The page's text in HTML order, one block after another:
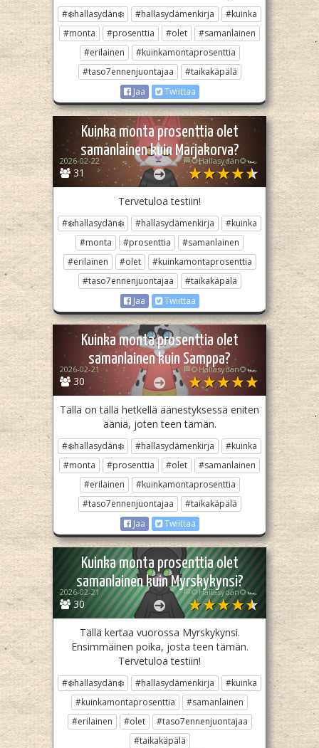
#❄️hallasydän❄️ #hallasydämenkirja
#kuinka
#monta
#prosenttia #olet
#samanlainen
#erilainen
#kuinkamontaprosenttia
#taso7ennenjuontajaa
#taikakäpälä
Jaa
Twiittaa
Kuinka monta prosenttia olet
samanlainen kuin Marjakorva?
31
2026-02-22 🏁🌻Hallasydän🌻🏎️
Tervetuloa testiin!
#❄️hallasydän❄️ #hallasydämenkirja
#kuinka
#monta
#prosenttia
#samanlainen
#erilainen
#olet
#kuinkamontaprosenttia
#taso7ennenjuontajaa
#taikakäpälä
Jaa
Twiittaa
Kuinka monta prosenttia olet
samanlainen kuin Samppa?
30
2026-02-21 🏁🌻Hallasydän🌻🏎️
Tällä on tällä hetkellä äänestyksessä eniten
ääniä, joten teen tämän.
#❄️hallasydän❄️ #hallasydämenkirja
#kuinka
#monta
#prosenttia #olet
#samanlainen
#erilainen
#kuinkamontaprosenttia
#taso7ennenjuontajaa
#taikakäpälä
Jaa
Twiittaa
Kuinka monta prosenttia olet
samanlainen kuin Myrskykynsi?
30
2026-02-21 🏁🌻Hallasydän🌻🏎️
Tällä kertaa vuorossa Myrskykynsi.
Ensimmäinen poika, josta teen tämän.
Tervetuloa testiin!
#❄️hallasydän❄️ #hallasydämenkirja
#kuinka
#kuinkamontaprosenttia
#samanlainen
#erilainen
#olet
#taso7ennenjuontajaa
#taikakäpälä